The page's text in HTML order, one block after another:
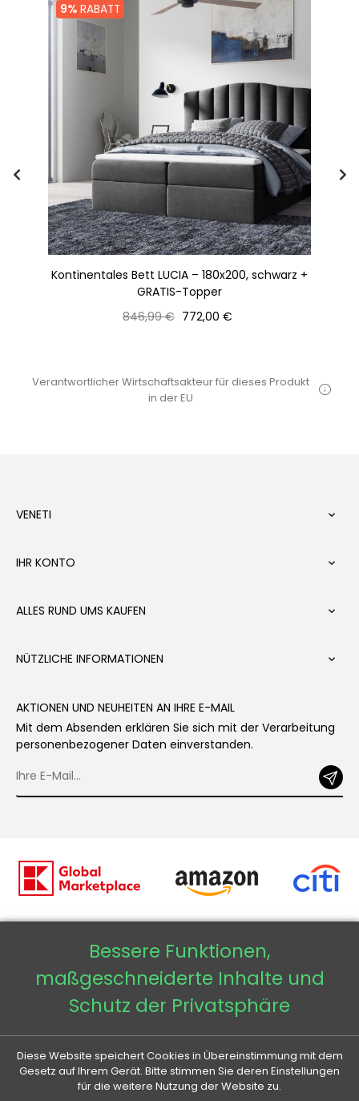
9% RABATT
Kontinentales Bett LUCIA – 180x200, schwarz +
GRATIS-Topper
Normaler
846,99 € Preis
772,00 €
Verantwortlicher Wirtschaftsakteur für dieses Produkt
in der EU
VENETI 
IHR KONTO 
ALLES RUND UMS KAUFEN 
NÜTZLICHE INFORMATIONEN 
AKTIONEN UND NEUHEITEN AN IHRE E-MAIL
Mit dem Absenden erklären Sie sich mit der Verarbeitung
personenbezogener Daten einverstanden.
Copyright © 2026 - Veneti™
Veneti DE
Veneti SK
Bessere Funktionen,
maßgeschneiderte Inhalte und
Schutz der Privatsphäre
Diese Website speichert Cookies in Übereinstimmung mit dem
Gesetz auf Ihrem Gerät. Bitte stimmen Sie deren Einstellungen
für die weitere Nutzung der Website zu.